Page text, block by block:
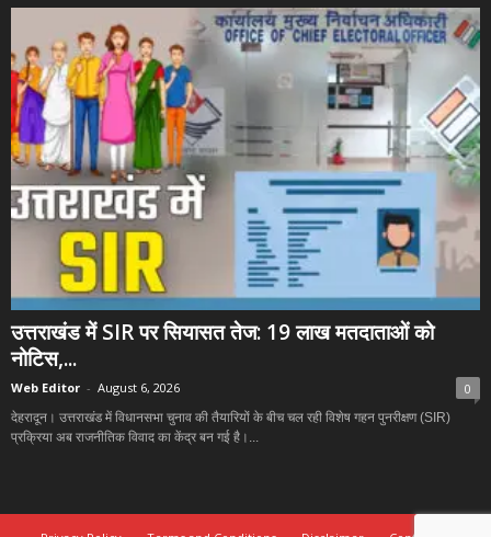
उत्तराखंड में SIR पर सियासत तेज: 19 लाख मतदाताओं को
नोटिस,...
Web Editor - August 6, 2026 0
देहरादून। उत्तराखंड में विधानसभा चुनाव की तैयारियों के बीच चल रही विशेष गहन पुनरीक्षण (SIR)
प्रक्रिया अब राजनीतिक विवाद का केंद्र बन गई है।...